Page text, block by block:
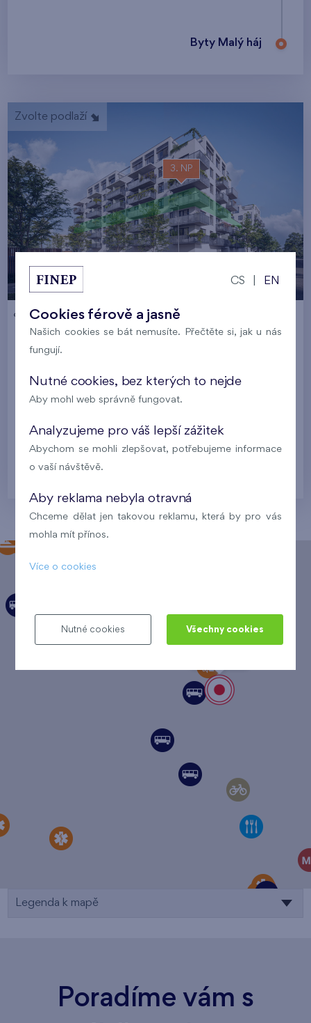
Byty Malý háj
Zvolte podlaží
3. NP
Legenda k mapě
Poradíme vám s
CS EN
Cookies férově a jasně
Našich cookies se bát nemusíte. Přečtěte si, jak u nás
fungují.
Nutné cookies, bez kterých to nejde
Aby mohl web správně fungovat.
Analyzujeme pro váš lepší zážitek
Abychom se mohli zlepšovat, potřebujeme informace
o vaší návštěvě.
Aby reklama nebyla otravná
Chceme dělat jen takovou reklamu, která by pro vás
mohla mít přínos.
Více o cookies
Nutné cookies Všechny cookies